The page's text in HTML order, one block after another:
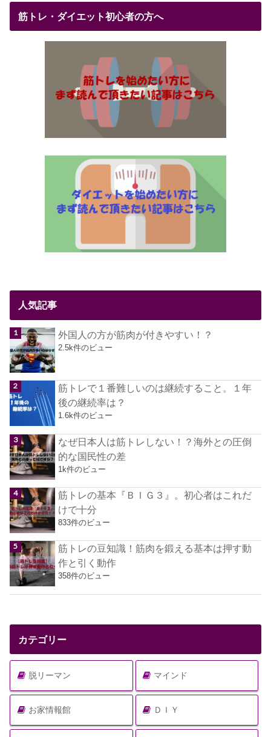
筋トレ・ダイエット初心者の方へ
人気記事
外国人の方が筋肉が付きやすい！？
2.5k件のビュー
筋トレで１番難しいのは継続すること。１年
後の継続率は？
1.6k件のビュー
なぜ日本人は筋トレしない！？海外との圧倒
的な国民性の差
1k件のビュー
筋トレの基本『ＢＩＧ３』。初心者はこれだ
けで十分
833件のビュー
筋トレの豆知識！筋肉を鍛える基本は押す動
作と引く動作
358件のビュー
カテゴリー
脱リーマン マインド
お家情報館 ＤＩＹ